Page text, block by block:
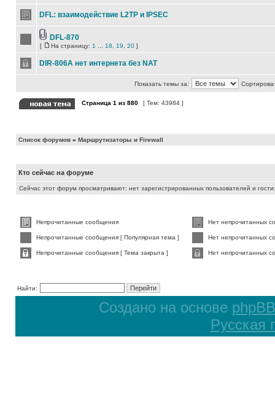
DFL: взаимодействие L2TP и IPSEC
DFL-870
[ На страницу: 1 18 19 20 ]
DIR-806A нет интернета без NAT
Показать темы за:
Страница 1 из 880 [ Тем: 43984 ]
Список форумов » Маршрутизаторы и Firewall
Кто сейчас на форуме
Сейчас этот форум просматривают: нет зарегистрированных пользователей и
Непрочитанные сообщения Нет непрочитанных
Непрочитанные сообщения [ Популярная тема ] Нет непрочитанных
Непрочитанные сообщения [ Тема закрыта ] Нет непрочитанных
Найти:
Создано на основе phpBB
Русская